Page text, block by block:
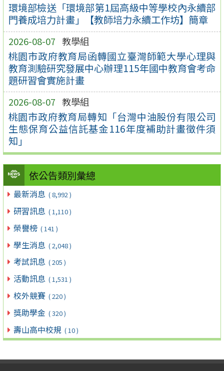
環境部檢送「環境部第1屆高級中等學校內永續部
門養成培力計畫」【教師培力永續工作坊】簡章
2026-08-07 教學組
桃園市政府教育局函轉國立臺灣師範大學心理與
教育測驗研究發展中心辦理115年國中教育會考命
題研習會實施計畫
2026-08-07 教學組
桃園市政府教育局轉知「台灣中油股份有限公司
生態保育公益信託基金116年度補助計畫徵件須
知」
依公告類別彙總
最新消息 ( 8,992 )
研習訊息 ( 1,110 )
榮譽榜 ( 141 )
學生消息 ( 2,048 )
考試訊息 ( 205 )
活動訊息 ( 1,531 )
校外競賽 ( 220 )
獎助學金 ( 320 )
壽山高中校規 ( 10 )